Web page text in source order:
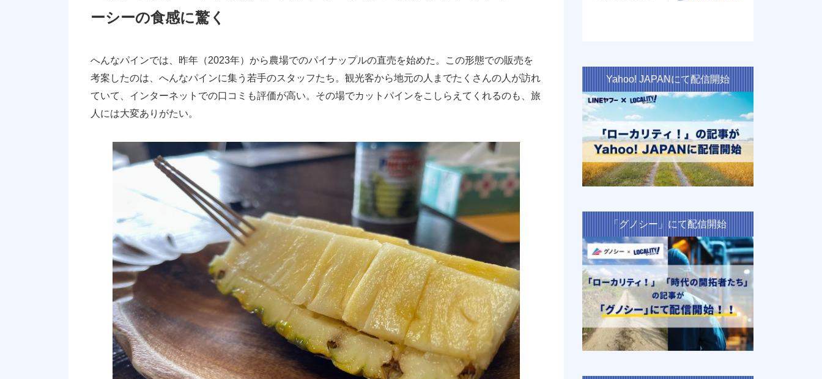
ーシーの食感に驚く
へんなパインでは、昨年（2023年）から農場でのパイナップルの直売を始めた。この形態での販売を
考案したのは、へんなパインに集う若手のスタッフたち。観光客から地元の人までたくさんの人が訪れ
ていて、インターネットでの口コミも評価が高い。その場でカットパインをこしらえてくれるのも、旅
人には大変ありがたい。
Yahoo! JAPANにて配信開始
「グノシー」にて配信開始